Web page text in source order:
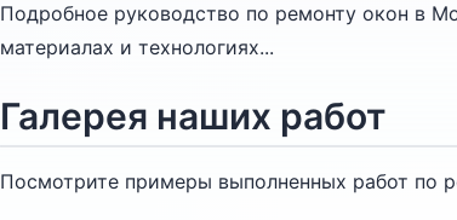
Подробное руководство по ремонту окон в
материалах и технологиях...
Галерея наших работ
Посмотрите примеры выполненных работ по